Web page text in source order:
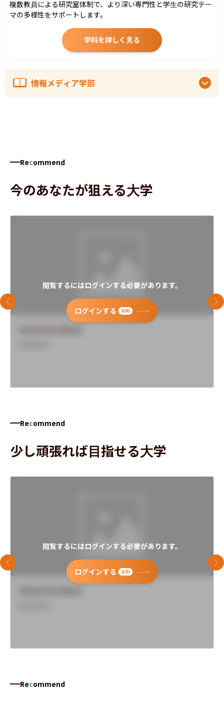
複数教員による研究室体制で、より深い専門性と学生の研究テー
マの多様性をサポートします。
学科を詳しく見る
情報メディア学部
Recommend
今のあなたが狙える大学
閲覧するにはログインする必要があります。
ログインする 無料
前のスライド 次
Recommend
少し頑張れば目指せる大学
閲覧するにはログインする必要があります。
ログインする 無料
前のスライド 次
Recommend